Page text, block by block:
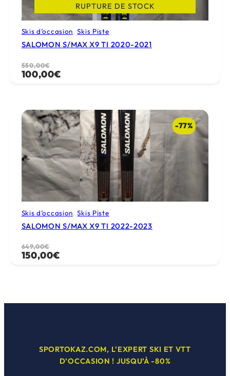
RUPTURE DE STOCK
Skis d’occasion, Skis Piste
SALOMON S/MAX X9 TI 2020-2021
550,00€
Le
prix
550,00€.
100,00€
Le
prix
100,00€.
-77%
Skis d’occasion, Skis Piste
SALOMON S/MAX X9 TI 2022-2023
649,00€
Le
prix
649,00€.
150,00€
Le
prix
150,00€.
SPORTOKAZ.COM, L’EXPERT SKI ET VTT
D’OCCASION ! JUSQU’À -80%